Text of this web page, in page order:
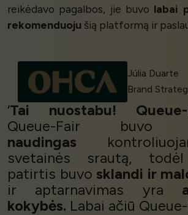
reikėdavo pagalbos, jie buvo labai
rekomenduoju šią platformą ir
Júlia Duarte
Brand
‘Tai nuostabu!
Queue-Fair buvo
naudingas
svetainės srautą,
patirtis buvosklandi ir
ir aptarnavimas yra
kokybės. Labai ačiū Queue-